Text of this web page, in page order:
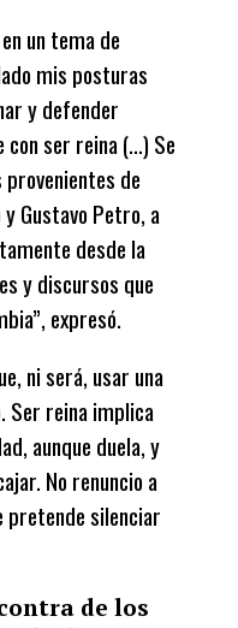
un tema de
mis posturas
y defender
ser reina (…) Se
de
Gustavo Petro, a
desde la
y discursos que
expresó.
ni será, usar una
Ser reina implica
aunque duela, y
No renuncio a
pretende silenciar
de los